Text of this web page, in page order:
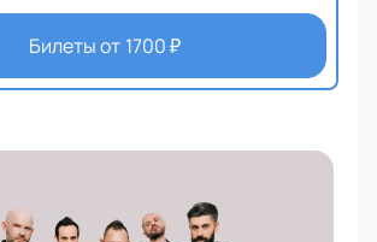
Билеты от 1700₽